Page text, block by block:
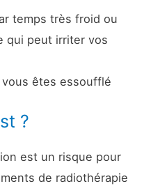
temps très froid ou
qui peut irriter vos
êtes essoufflé
?
est un risque pour
de radiothérapie